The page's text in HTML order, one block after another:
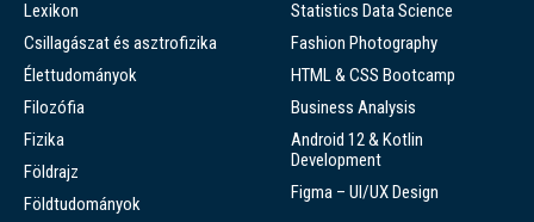
Lexikon
Csillagászat és asztrofizika
Élettudományok
Filozófia
Fizika
Földrajz
Földtudományok
Statistics Data Science
Fashion Photography
HTML & CSS Bootcamp
Business Analysis
Android 12 & Kotlin
Development
Figma – UI/UX Design